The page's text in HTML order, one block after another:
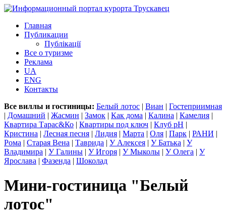
Главная
Публикации
Публікації
Все о туризме
Реклама
UA
ENG
Контакты
Все виллы и гостиницы: Белый лотос | Виан | Гостеприимная
| Домашний | Жасмин | Замок | Как дома | Калина | Камелия |
Квартира Тарас&Ко | Квартиры под ключ | Клуб рН |
Кристина | Лесная песня | Лидия | Марта | Оля | Парк | РАНИ |
Рома | Старая Вена | Таврида | У Алексея | У Батька | У
Владимира | У Галины | У Игоря | У Мыколы | У Олега | У
Ярослава | Фазенда | Шоколад
Мини-гостиница "Белый
лотос"